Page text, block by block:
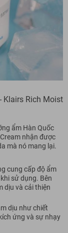
Klairs Rich Moist
ẩm Hàn Quốc
nhận được
mà nó mang lại.
cung cấp độ ẩm
sử dụng. Bên
dịu và cải thiện
dịu như chiết
ứng và sự nhạy